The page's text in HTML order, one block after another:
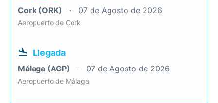
Cork (ORK) 07 de Agosto de 2026
Aeropuerto de Cork
Llegada
Málaga (AGP) 07 de Agosto de 2026
Aeropuerto de Málaga